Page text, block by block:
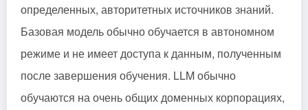
определенных, авторитетных источников знаний.
Базовая модель обычно обучается в автономном
режиме и не имеет доступа к данным, полученным
после завершения обучения. LLM обычно
обучаются на очень общих доменных корпорациях,